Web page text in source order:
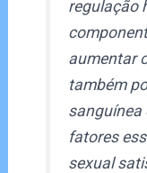
regulação
aumentar
também
sanguínea
fatores
sexual